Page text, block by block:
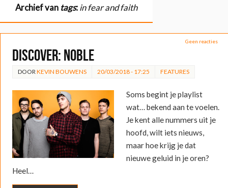
Archief van tags:in fear and faith
Geen reacties
DISCOVER: Noble
DOOR KEVIN BOUWENS 20/03/2018 - 17:25 FEATURES
Soms begint je playlist
wat… bekend aan te voelen.
Je kent alle nummers uit je
hoofd, wilt iets nieuws,
maar hoe krijg je dat
nieuwe geluid in je oren?
Heel…